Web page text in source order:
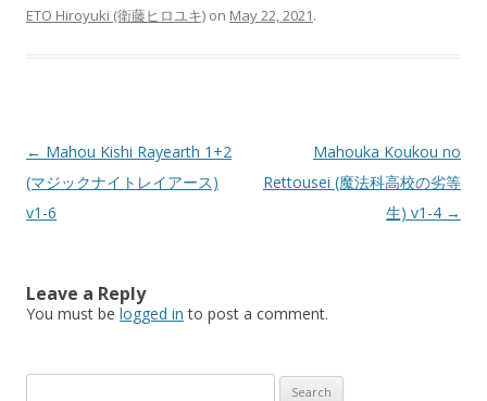
ETO Hiroyuki (衛藤ヒロユキ) on May 22, 2021.
Post
navigation
← Mahou Kishi Rayearth 1+2
(マジックナイトレイアース)
v1-6
Mahouka Koukou no
Rettousei (魔法科高校の劣等
生) v1-4 →
Leave a Reply
You must be logged in to post a comment.